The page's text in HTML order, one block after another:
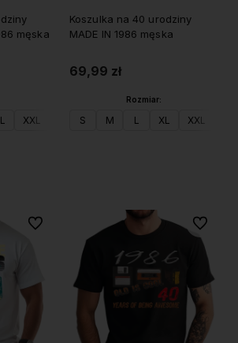
męska
XXL
Koszulka na 40 urodziny
MADE IN 1986 męska
69,99 zł
Rozmiar:
S M L XL XXL
Do ulubionych Do